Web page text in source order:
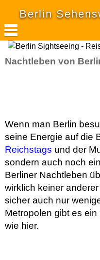
Berlin
Nachtleben von
Wenn man Berlin
seine Energie auf die
Reichstags und der
sondern auch noch
Berliner Nachtleben
wirklich keiner
sicher auch nur
Metropolen gibt es
wie hier.